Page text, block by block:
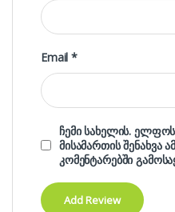
Email*
ჩემი სახელის.
მისამართის შენახვა
კომენტარებში